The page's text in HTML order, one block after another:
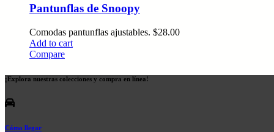
Pantunflas de Snoopy
Comodas pantunflas ajustables. $28.00
Add to cart
Compare
¡Explora nuestras colecciones y compra en línea!
Cómo llegar